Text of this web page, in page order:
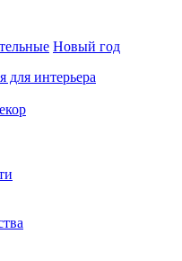
Новый год
для интерьера